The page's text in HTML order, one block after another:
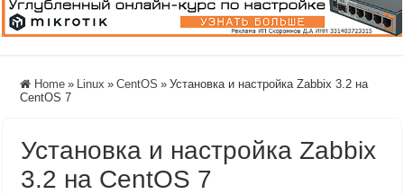
Home » Linux » CentOS » Установка и настройка Zabbix 3.2 на
CentOS 7
Установка и настройка Zabbix
3.2 на CentOS 7